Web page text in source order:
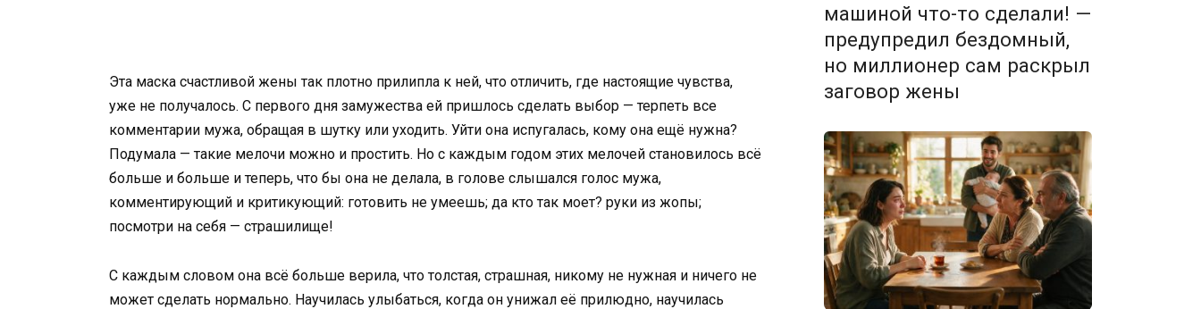
Эта маска счастливой жены так плотно прилипла к ней, что отличить, где настоящие чувства,
уже не получалось. С первого дня замужества ей пришлось сделать выбор — терпеть все
комментарии мужа, обращая в шутку или уходить. Уйти она испугалась, кому она ещё нужна?
Подумала — такие мелочи можно и простить. Но с каждым годом этих мелочей становилось всё
больше и больше и теперь, что бы она не делала, в голове слышался голос мужа,
комментирующий и критикующий: готовить не умеешь; да кто так моет? руки из жопы;
посмотри на себя — страшилище!
С каждым словом она всё больше верила, что толстая, страшная, никому не нужная и ничего не
может сделать нормально. Научилась улыбаться, когда он унижал её прилюдно, научилась
машиной что-то сделали! —
предупредил бездомный,
но миллионер сам раскрыл
заговор жены